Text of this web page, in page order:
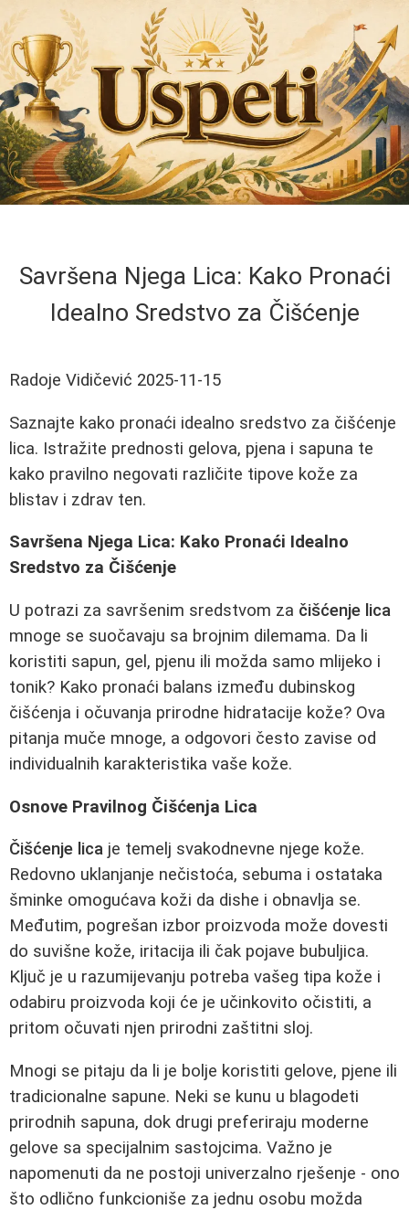
Savršena Njega Lica: Kako Pronaći
Idealno Sredstvo za Čišćenje
Radoje Vidičević 2025-11-15
Saznajte kako pronaći idealno sredstvo za čišćenje
lica. Istražite prednosti gelova, pjena i sapuna te
kako pravilno negovati različite tipove kože za
blistav i zdrav ten.
Savršena Njega Lica: Kako Pronaći Idealno
Sredstvo za Čišćenje
U potrazi za savršenim sredstvom za čišćenje lica
mnoge se suočavaju sa brojnim dilemama. Da li
koristiti sapun, gel, pjenu ili možda samo mlijeko i
tonik? Kako pronaći balans između dubinskog
čišćenja i očuvanja prirodne hidratacije kože? Ova
pitanja muče mnoge, a odgovori često zavise od
individualnih karakteristika vaše kože.
Osnove Pravilnog Čišćenja Lica
Čišćenje lica je temelj svakodnevne njege kože.
Redovno uklanjanje nečistoća, sebuma i ostataka
šminke omogućava koži da dishe i obnavlja se.
Međutim, pogrešan izbor proizvoda može dovesti
do suvišne kože, iritacija ili čak pojave bubuljica.
Ključ je u razumijevanju potreba vašeg tipa kože i
odabiru proizvoda koji će je učinkovito očistiti, a
pritom očuvati njen prirodni zaštitni sloj.
Mnogi se pitaju da li je bolje koristiti gelove, pjene ili
tradicionalne sapune. Neki se kunu u blagodeti
prirodnih sapuna, dok drugi preferiraju moderne
gelove sa specijalnim sastojcima. Važno je
napomenuti da ne postoji univerzalno rješenje - ono
što odlično funkcioniše za jednu osobu možda